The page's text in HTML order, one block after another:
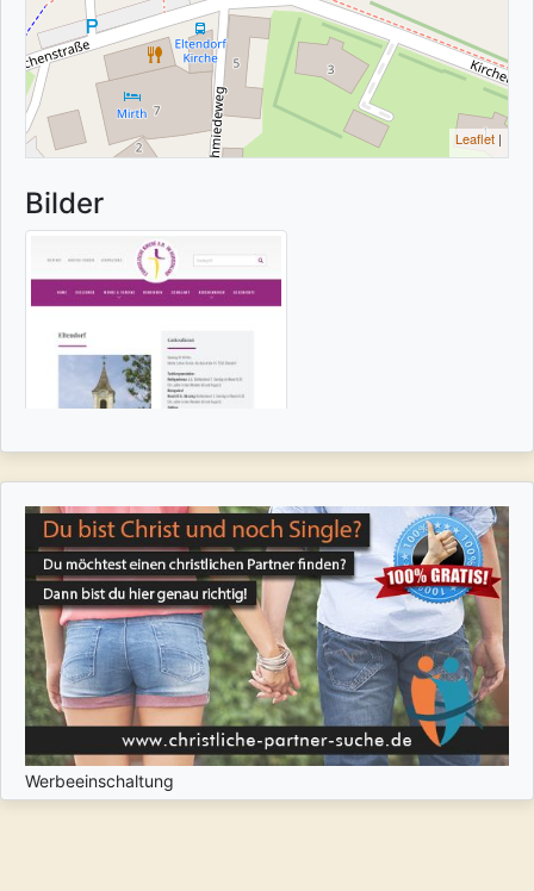
Leaflet |
Bilder
Werbeeinschaltung